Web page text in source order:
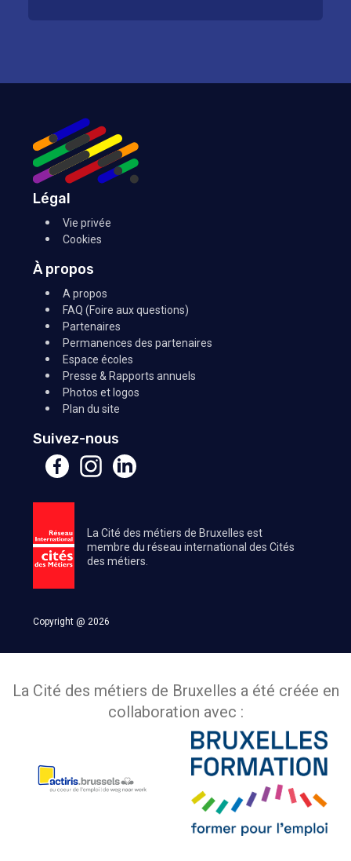
Légal
Vie privée
Cookies
À propos
A propos
FAQ (Foire aux questions)
Partenaires
Permanences des partenaires
Espace écoles
Presse & Rapports annuels
Photos et logos
Plan du site
Suivez-nous
La Cité des métiers de Bruxelles est
membre du réseau international des Cités
des métiers.
Copyright @ 2026
La Cité des métiers de Bruxelles a été créée en
collaboration avec :